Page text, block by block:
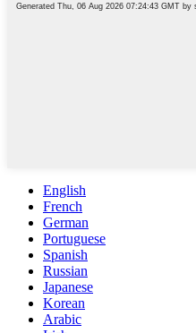
English
French
German
Portuguese
Spanish
Russian
Japanese
Korean
Arabic